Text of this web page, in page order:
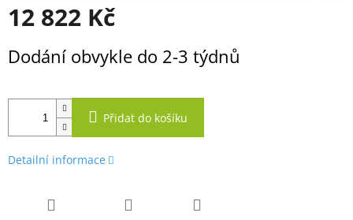
12 822 Kč
cena:
Dodání obvykle do 2-3 týdnů
Přidat do košíku
Detailní informace